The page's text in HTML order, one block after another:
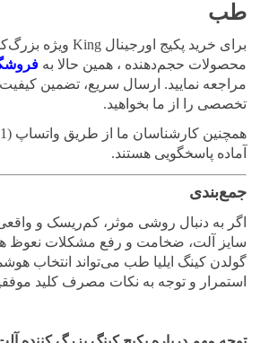
طب
برای خرید پکیج اورجینال King ویژه
محصولات حجم‌دهنده ، همین حالا به
مراجعه نمایید. ارسال سریع، تضمین کیفیت
تخصصی را از ما بخواهید.
آماده پاسخگویی هستند.
جمع‌بندی
اگر به دنبال روشی موثر، کم‌ریسک و
سایز آلت، ضخامت و رفع مشکلات نعوظ
گولدن کینگ ایلیا طب می‌تواند انتخاب
استمرار و توجه به نکات مصرف کلید